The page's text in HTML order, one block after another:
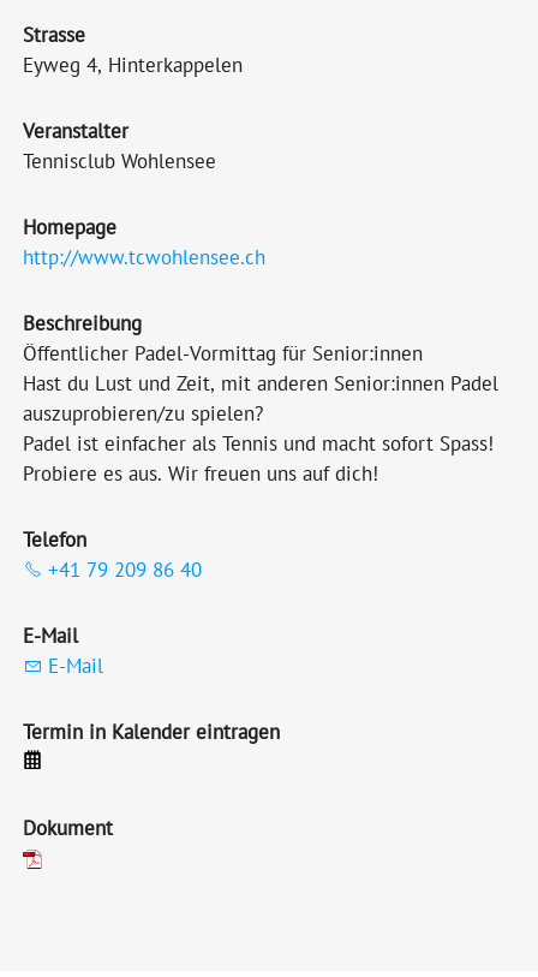
Strasse
Eyweg 4, Hinterkappelen
Veranstalter
Tennisclub Wohlensee
Homepage
http://www.tcwohlensee.ch
Beschreibung
Öffentlicher Padel-Vormittag für Senior:innen
Hast du Lust und Zeit, mit anderen Senior:innen Padel
auszuprobieren/zu spielen?
Padel ist einfacher als Tennis und macht sofort Spass!
Probiere es aus. Wir freuen uns auf dich!
Telefon
+41 79 209 86 40
E-Mail
E-Mail
Termin in Kalender eintragen
Dokument